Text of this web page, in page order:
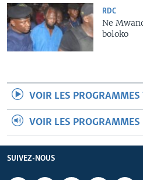
RDC
Ne
boloko
VOIR LES PROGRAMMES
VOIR LES PROGRAMMES
SUIVEZ-NOUS